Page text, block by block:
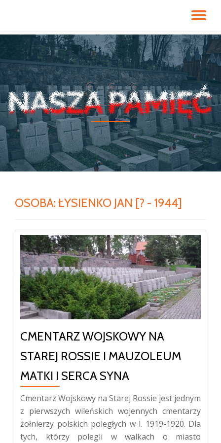
do
OSOBA:ŁYSIENKO JAN [? - 1944]
CMENTARZ WOJSKOWY NA
STAREJ ROSSIE I MAUZOLEUM
MATKI I SERCA SYNA
Cmentarz Wojskowy na Starej Rossie jest jednym
z pierwszych wileńskich wojennych cmentarzy
żołnierzy polskich poległych w l. 1919-1920. Dla
tych, którzy polegli w walkach o miasto